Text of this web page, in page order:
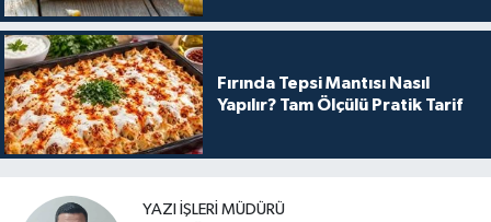
Fırında Tepsi Mantısı Nasıl
Yapılır? Tam Ölçülü Pratik Tarif
YAZI İŞLERI MÜDÜRÜ